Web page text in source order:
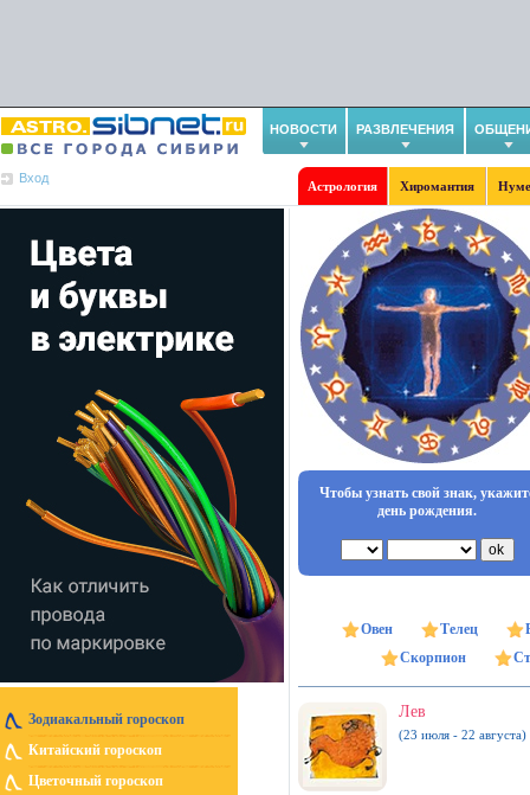
НОВОСТИ РАЗВЛЕЧЕНИЯ
Вход
Астрология Хиромантия
Зодиакальный гороскоп
Китайский гороскоп
Цветочный гороскоп
Чтобы узнать свой знак,
день рождения.
Овен Телец
Скорпион
Лев
(23 июля - 22 августа)